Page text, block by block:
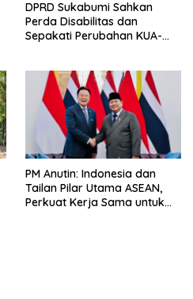
DPRD Sukabumi Sahkan
Perda Disabilitas dan
Sepakati Perubahan KUA-
PM Anutin: Indonesia dan
Tailan Pilar Utama ASEAN,
Perkuat Kerja Sama untuk